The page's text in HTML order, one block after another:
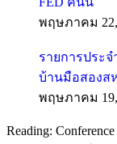
พฤษภาคม 22,
บ้านมือสองส
พฤษภาคม 19,
สูงสุดรอบ 18 ปีในเ